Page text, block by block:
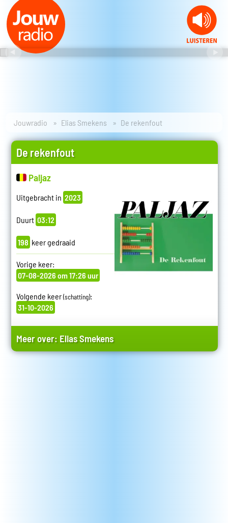
Jouwradio Elias Smekens De rekenfout
De rekenfout
Paljaz
Uitgebracht in 2023
Duurt 03:12
198 keer gedraaid
Vorige keer:
07-08-2026 om 17:26 uur
Volgende keer(schatting):
31-10-2026
Meer over: Elias Smekens